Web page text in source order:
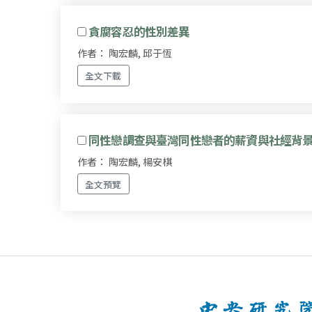
貪腐容忍的性別差異
作者： 陶宏麟, 邱于恆
全文下載
同性戀調查與臺灣同性戀者的薪資與社經背
作者： 陶宏麟, 楊安棋
全文預覽